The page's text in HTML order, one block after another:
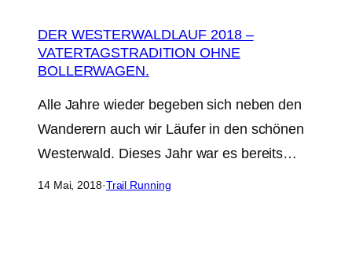
DER WESTERWALDLAUF 2018 –
VATERTAGSTRADITION OHNE
BOLLERWAGEN.
Alle Jahre wieder begeben sich neben den
Wanderern auch wir Läufer in den schönen
Westerwald. Dieses Jahr war es bereits…
14 Mai, 2018·Trail Running